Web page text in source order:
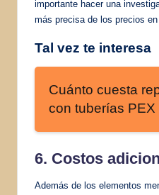
importante hacer una
más precisa de los precios
Tal vez te interesa
Cuánto cuesta
con tuberías PEX
6. Costos
Además de los elementos